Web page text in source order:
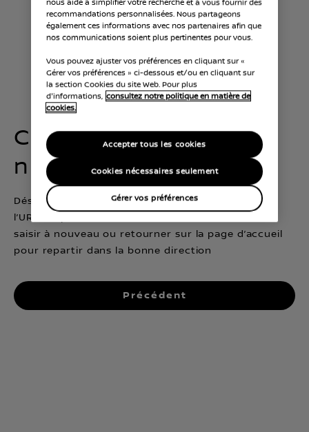
Cette route ne mène
nulle part
Désolé, ce lien ne mène plus à une page web, ou
l’URL n’a pas été correctement saisie. Veuillez la
saisir à nouveau ou retourner sur la page d’accueil
pour repartir dans la bonne direction
Précédent
nous aide à simplifier votre recherche et à vous fournir des
recommandations personnalisées. Nous partageons
également ces informations avec nos partenaires afin que
nos communications soient plus pertinentes pour vous.
Vous pouvez ajuster vos préférences en cliquant sur «
Gérer vos préférences » ci-dessous et/ou en cliquant sur
la section Cookies du site Web. Pour plus
d'informations, consultez notre politique en matière de
cookies.
Gérer vos préférences
Cookies nécessaires seulement
Accepter tous les cookies